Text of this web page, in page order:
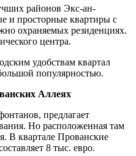
районов Экс-ан-
и просторные квартиры с
охраняемых резиденциях.
центра.
удобствам квартал
популярностью.
Аллеях
предлагает
Но расположенная там
В квартале Прованские
8 тыс. евро.